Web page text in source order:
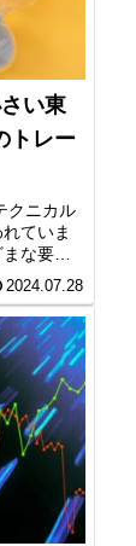
い東
トレー
クニカル
ていま
な要素
イントレ
は、日足
ティー
を水平...
2024.07.28